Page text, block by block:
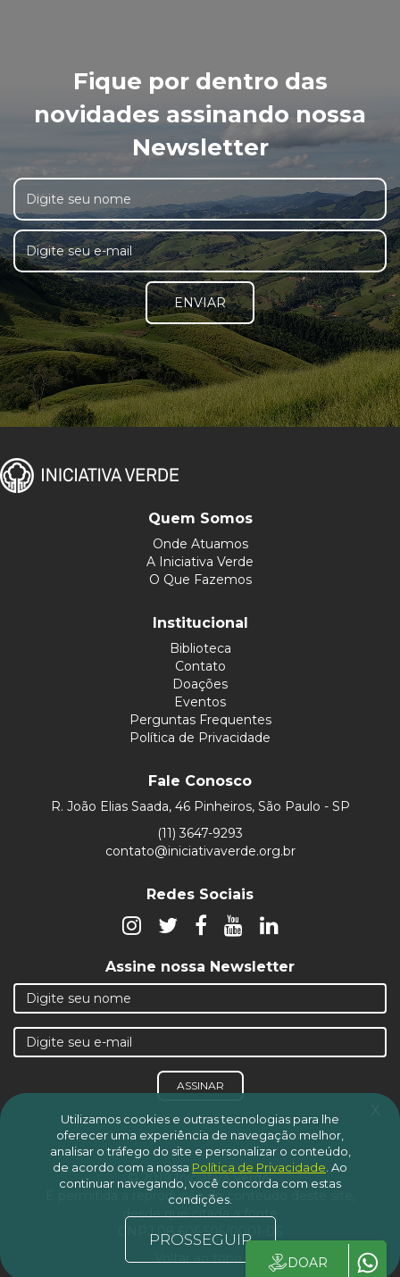
Fique por dentro das
novidades assinando nossa
Newsletter
ENVIAR
Quem Somos
Onde Atuamos
A Iniciativa Verde
O Que Fazemos
Institucional
Biblioteca
Contato
Doações
Eventos
Perguntas Frequentes
Política de Privacidade
Fale Conosco
R. João Elias Saada, 46 Pinheiros, São Paulo - SP
(11) 3647-9293
contato@iniciativaverde.org.br
Redes Sociais
Assine nossa Newsletter
ASSINAR
© 2019 Iniciativa Verde.
É permitida a reprodução do conteúdo deste site,
desde que citada a fonte
CNPJ 08.606.505/0001-06
Voltar ao topo
x
Utilizamos cookies e outras tecnologias para lhe
oferecer uma experiência de navegação melhor,
analisar o tráfego do site e personalizar o conteúdo,
de acordo com a nossa Política de Privacidade Ao
continuar navegando, você concorda com estas
condições.
PROSSEGUIR
DOAR